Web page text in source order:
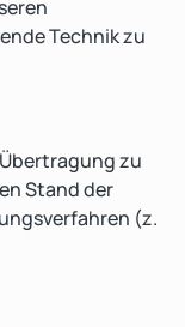
Technik zu
zu
Stand der
(z.